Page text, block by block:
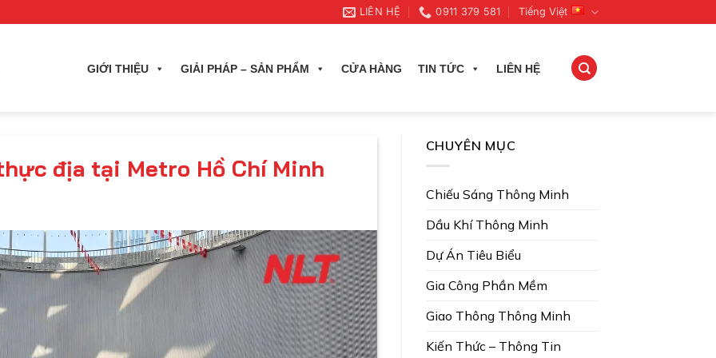
LIÊN HỆ 0911 379 581 Tiếng Việt
GIỚI THIỆU GIẢI PHÁP – SẢN PHẨM CỬA HÀNG TIN TỨC LIÊN HỆ
địa tại Metro Hồ Chí Minh
CHUYÊN MỤC
Chiếu Sáng Thông Minh
Dầu Khí Thông Minh
Dự Án Tiêu Biểu
Gia Công Phần Mềm
Giao Thông Thông Minh
Kiến Thức – Thông Tin